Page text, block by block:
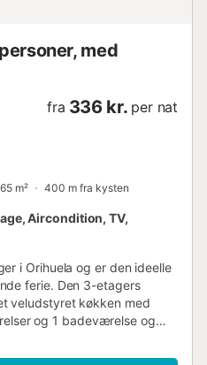
med
fra 336 kr. per nat
65 m² 400 m fra kysten
Aircondition, TV,
i Orihuela og er den ideelle
ferie. Den 3-etagers
veludstyret køkken med
og 1 badeværelse og
samt en vaskemaskine.